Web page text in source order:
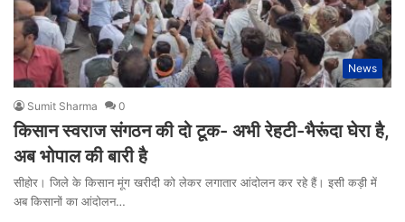
News
Sumit Sharma 0
किसान स्वराज संगठन की दो टूक- अभी रेहटी-भैरूंदा घेरा है,
अब भोपाल की बारी है
सीहोर। जिले के किसान मूंग खरीदी को लेकर लगातार आंदोलन कर रहे हैं। इसी कड़ी में
अब किसानों का आंदोलन…